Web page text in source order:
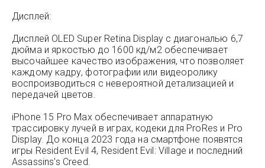
Дисплей:
Дисплей OLED Super Retina Display с диагональю 6,7
дюйма и яркостью до 1600 кд/м2 обеспечивает
высочайшее качество изображения, что позволяет
каждому кадру, фотографии или видеоролику
воспроизводиться с невероятной детализацией и
передачей цветов.
iPhone 15 Pro Max обеспечивает аппаратную
трассировку лучей в играх, кодеки для ProRes и Pro
Display. До конца 2023 года на смартфоне появятся
игры Resident Evil 4, Resident Evil: Village и последний
Assassins's Creed.